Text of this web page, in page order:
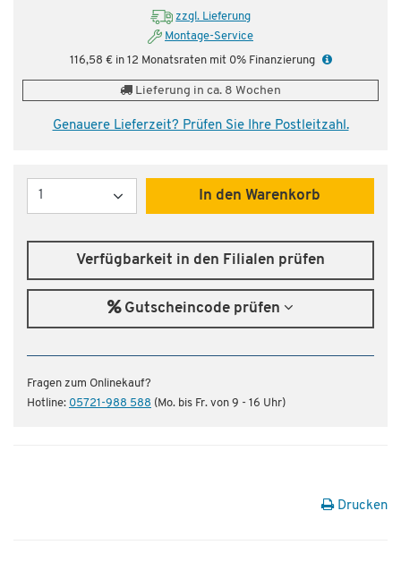
zzgl. Lieferung
Montage-Service
116,58 € in 12 Monatsraten mit 0% Finanzierung
Lieferung in ca. 8 Wochen
Genauere Lieferzeit? Prüfen Sie Ihre Postleitzahl.
Menge
In den Warenkorb
Verfügbarkeit in den Filialen prüfen
Gutscheincode prüfen
Fragen zum Onlinekauf?
Hotline: 05721-988 588 (Mo. bis Fr. von 9 - 16 Uhr)
Drucken